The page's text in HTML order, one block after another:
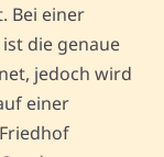
Bei einer
die genaue
jedoch wird
einer